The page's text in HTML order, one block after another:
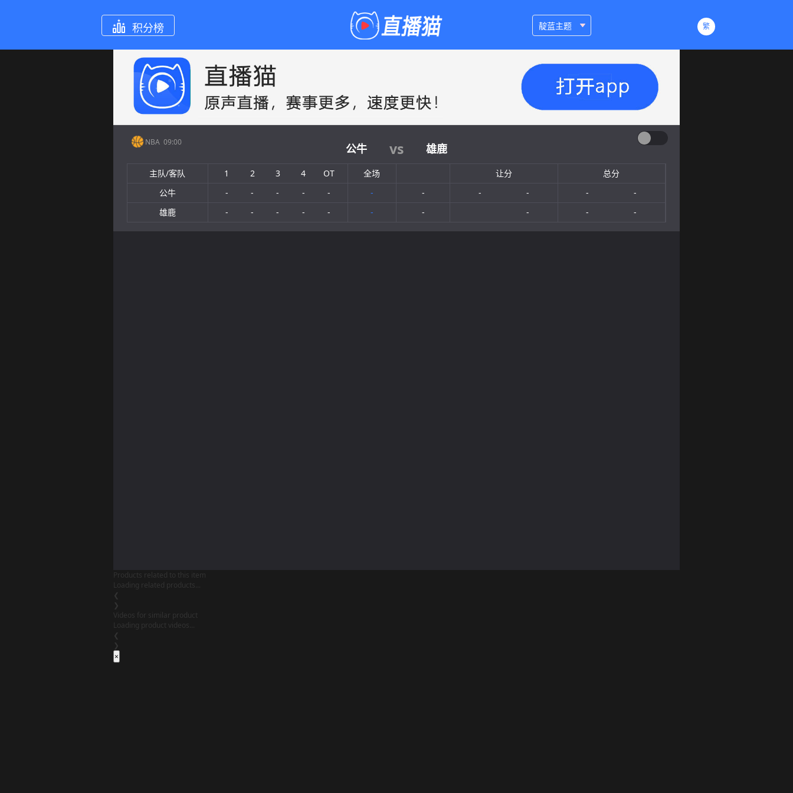
靛蓝主题
积分榜 繁
NBA 09:00 公牛 vs 雄鹿
主队/客队 1 2 3 4 OT 全场 让分
总分
公牛
- - - - - - - - - -
-
雄鹿
- - - - - - - - - -
Products related to this item
Loading related products...
❮
❯
Videos for similar product
Loading product videos...
❮
❯
×